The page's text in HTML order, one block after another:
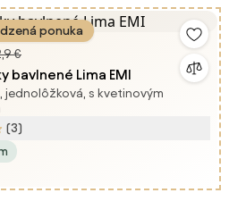
ponuka
€
bavlnené Lima EMI
jednolôžková, s kvetinovým
(3)